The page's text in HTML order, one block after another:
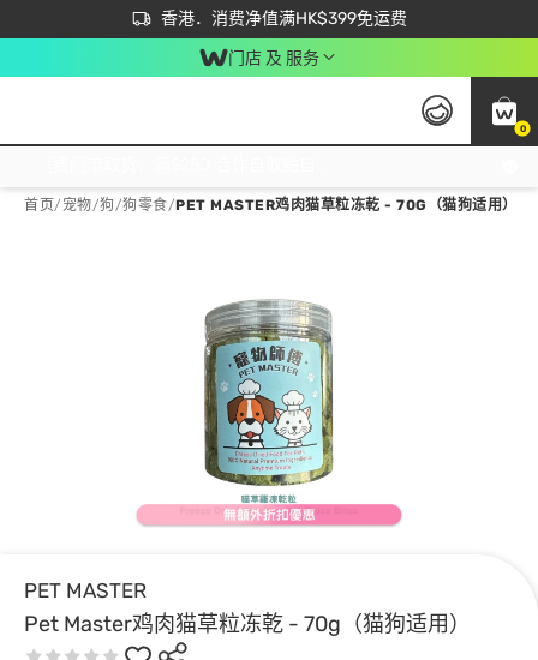
香港．消费净值满HK$399免运费
立即成为易赏钱会员尽享独家优惠
首次APP下单买满$450 输入 NEWAPP 即减$50
门店 及 服务
0
首页/ 宠物/狗/狗零食/PET MASTER鸡肉猫草粒冻乾 - 70G（猫狗适用）
PET MASTER
Pet Master鸡肉猫草粒冻乾 - 70g（猫狗适用）